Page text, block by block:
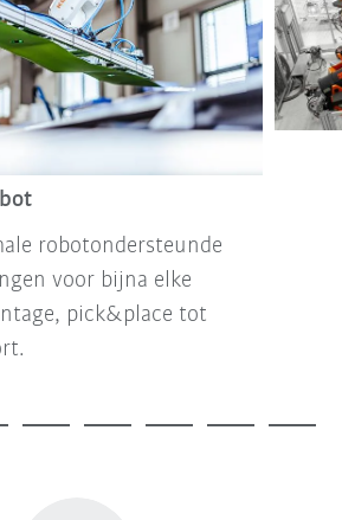
robotondersteunde
voor bijna elke
pick&place tot